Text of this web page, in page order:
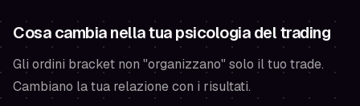
Cosa cambia nella tua psicologia del trading
Gli ordini bracket non "organizzano" solo il tuo trade.
Cambiano la tua relazione con i risultati.